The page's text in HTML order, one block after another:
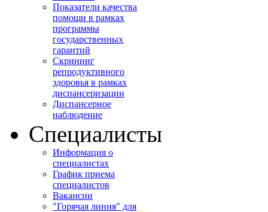
Показатели качества
помощи в рамках
программы
государственных
гарантий
Скрининг
репродуктивного
здоровья в рамках
диспансеризации
Диспансерное
наблюдение
Специалисты
Информация о
специалистах
График приема
специалистов
Вакансии
"Горячая линия" для